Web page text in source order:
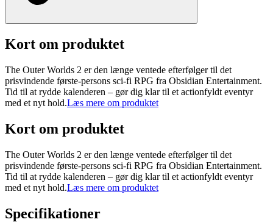
Kort om produktet
The Outer Worlds 2 er den længe ventede efterfølger til det
prisvindende første-persons sci-fi RPG fra Obsidian Entertainment.
Tid til at rydde kalenderen – gør dig klar til et actionfyldt eventyr
med et nyt hold.Læs mere om produktet
Kort om produktet
The Outer Worlds 2 er den længe ventede efterfølger til det
prisvindende første-persons sci-fi RPG fra Obsidian Entertainment.
Tid til at rydde kalenderen – gør dig klar til et actionfyldt eventyr
med et nyt hold.Læs mere om produktet
Specifikationer